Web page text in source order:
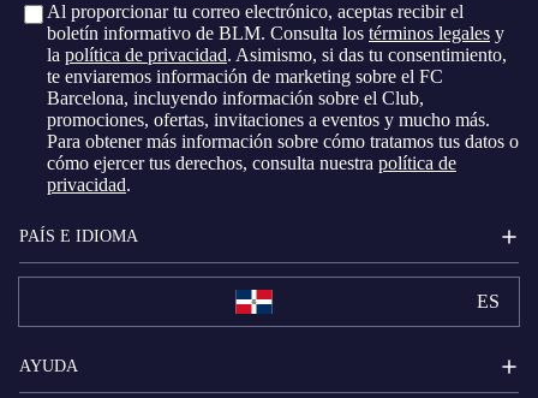
Al proporcionar tu correo electrónico, aceptas recibir el
boletín informativo de BLM. Consulta los términos legales y
la política de privacidad. Asimismo, si das tu consentimiento,
te enviaremos información de marketing sobre el FC
Barcelona, ​​incluyendo información sobre el Club,
promociones, ofertas, invitaciones a eventos y mucho más.
Para obtener más información sobre cómo tratamos tus datos o
cómo ejercer tus derechos, consulta nuestra política de
privacidad.
PAÍS E IDIOMA
ES
AYUDA